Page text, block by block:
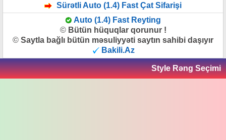
Sürətli Auto (1.4) Fast Çat Sifarişi
Auto (1.4) Fast Reyting
© Bütün hüquqlar qorunur !
© Saytla bağlı bütün məsuliyyəti saytın sahibi daşıyır
Bakili.Az
Style Rəng Seçimi